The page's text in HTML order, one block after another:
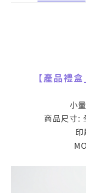
【產品禮盒
小
商品尺寸: